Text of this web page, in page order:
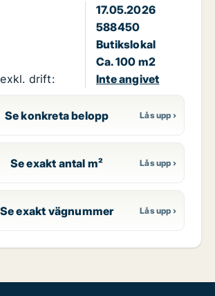
17.05.2026
588450
Butikslokal
Ca. 100 m2
drift:
Inte angivet
Se konkreta belopp
Se exakt antal m²
Se exakt vägnummer